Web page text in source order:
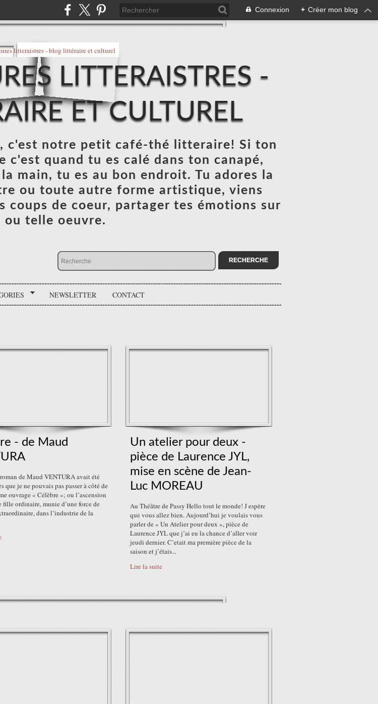
Connexion + Créer mon blog
LITTERAISTRES -
ET CULTUREL
c'est notre petit café-thé litteraire! Si ton
c'est quand tu es calé dans ton canapé,
main, tu es au bon endroit. Tu adores la
ou toute autre forme artistique, viens
coups de coeur, partager tes émotions sur
ou telle oeuvre.
NEWSLETTER CONTACT
- de Maud
de Maud VENTURA avait été
que je ne pouvais pas passer à côté de
ouvrage « Célèbre »; ou l’ascension
fille ordinaire, munie d’une force de
dans l’industrie de la
Un atelier pour deux -
pièce de Laurence JYL,
mise en scène de Jean-
Luc MOREAU
Au Théâtre de Passy Hello tout le monde! J espère
que vous allez bien. Aujourd’hui je voulais vous
parler de « Un Atelier pour deux », pièce de
Laurence JYL que j’ai eu la chance d’aller voir
jeudi dernier. C’etait ma première pièce de la
saison et j’étais...
Lire la suite